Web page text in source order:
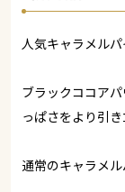
人気キャラメル
ブラックココア
っぱさをより引き
通常のキャラメ